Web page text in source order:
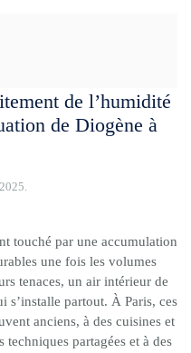
traitement de l’humidité
de l’humidité
de Diogène à
.
touché par une accumulation
une fois les volumes
tenaces, un air intérieur de
s’installe partout. À Paris, ces
anciens, à des cuisines et
techniques partagées et à des